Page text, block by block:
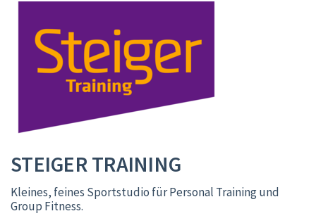
STEIGER TRAINING
Kleines, feines Sportstudio für Personal Training und
Group Fitness.